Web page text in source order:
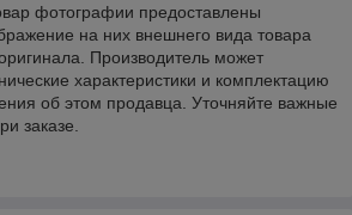
фотографии предоставлены
на них внешнего вида товара
Производитель может
характеристики и комплектацию
об этом продавца. Уточняйте важные
заказе.